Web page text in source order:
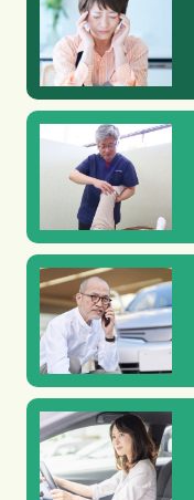
交通事故コラム